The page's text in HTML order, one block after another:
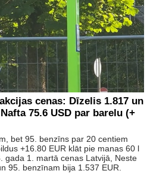
cenas: Dīzelis 1.817 un
75.6 USD par barelu (+
bet 95. benzīns par 20 centiem
+16.80 EUR klāt pie manas 60 l
gada 1. martā cenas Latvijā, Neste
95. benzīnam bija 1.537 EUR.